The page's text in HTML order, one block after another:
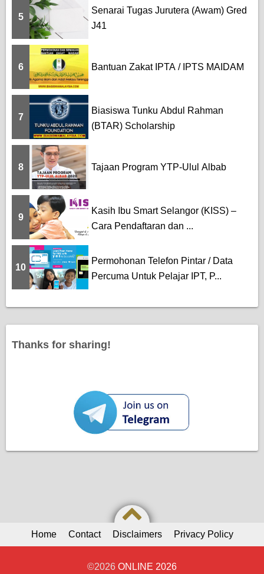
5
Senarai Tugas Jurutera (Awam) Gred
J41
6 Bantuan Zakat IPTA / IPTS MAIDAM
7
Biasiswa Tunku Abdul Rahman
(BTAR) Scholarship
8 Tajaan Program YTP-Ulul Albab
9
Kasih Ibu Smart Selangor (KISS) –
Cara Pendaftaran dan ...
10
Permohonan Telefon Pintar / Data
Percuma Untuk Pelajar IPT, P...
Thanks for sharing!
Home Contact Disclaimers Privacy Policy
©2026 ONLINE 2026